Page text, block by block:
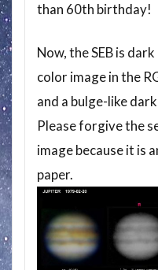
than 60th birthday!
Now, the SEB is
color image in the
and a bulge-like
Please forgive the
image because it is
paper.